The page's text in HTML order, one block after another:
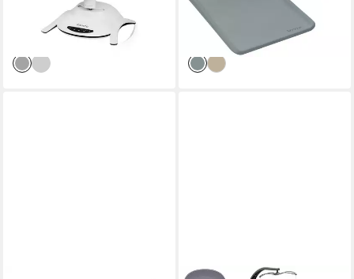
269,99 €
lieferbar - in 2-3 Werktagen bei dir
59,99 €
-33%
lieferbar - in 2-3 Werktagen bei dir